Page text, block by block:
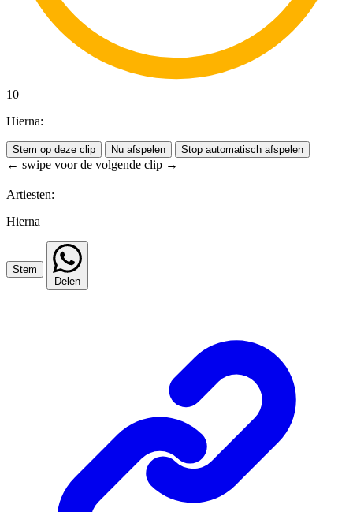
10
Hierna:
Stem op deze clip Nu afspelen Stop automatisch afspelen
← swipe voor de volgende clip →
Artiesten:
Hierna
Stem
Delen